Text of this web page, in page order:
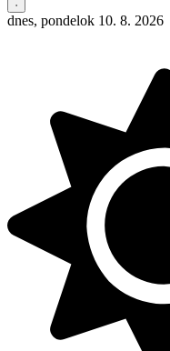
dnes, pondelok 10. 8. 2026